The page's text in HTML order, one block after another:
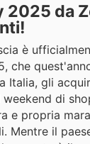
2025 da
è
che
Italia, gli
di
e propria
Mentre il